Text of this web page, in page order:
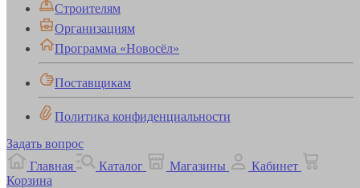
Строителям
Организациям
Программа «Новосёл»
Поставщикам
Политика конфиденциальности
Задать вопрос
Главная
Каталог Магазины
Кабинет
Корзина